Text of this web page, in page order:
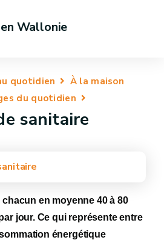
Wallonie
quotidien
À la maison
du quotidien
sanitaire
en moyenne 40 à 80
jour. Ce qui représente entre
énergétique